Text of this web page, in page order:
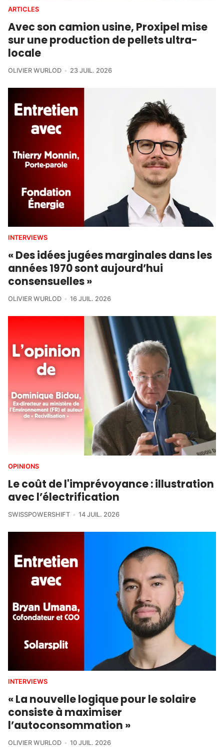
ARTICLES
Avec son camion usine, Proxipel mise
sur une production de pellets ultra-
locale
OLIVIER WURLOD 23 JUIL. 2026
INTERVIEWS
« Des idées jugées marginales dans les
années 1970 sont aujourd’hui
consensuelles »
OLIVIER WURLOD 16 JUIL. 2026
OPINIONS
Le coût de l'imprévoyance : illustration
avec l’électrification
SWISSPOWERSHIFT 14 JUIL. 2026
INTERVIEWS
« La nouvelle logique pour le solaire
consiste à maximiser
l’autoconsommation »
OLIVIER WURLOD 10 JUIL. 2026